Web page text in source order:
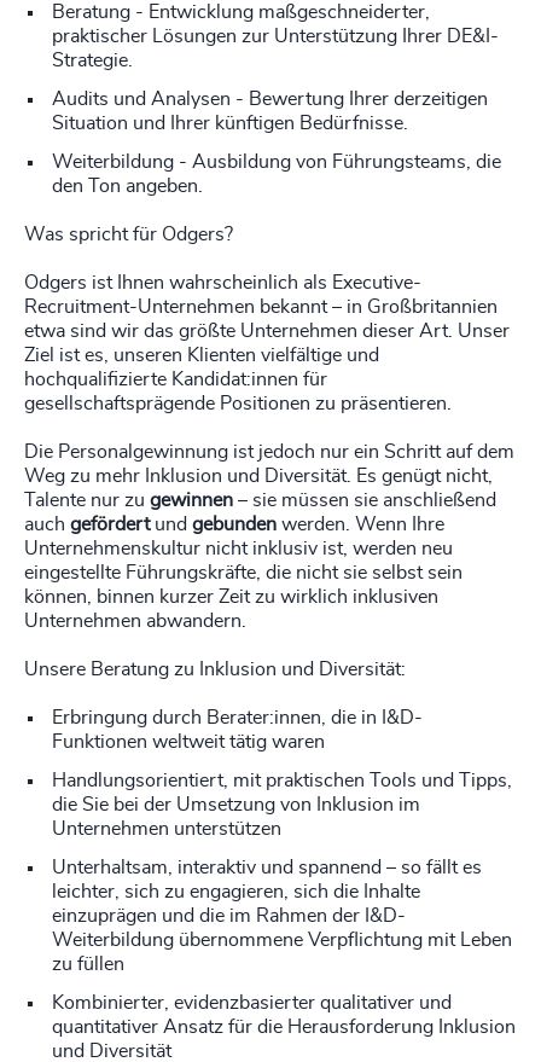
Beratung - Entwicklung maßgeschneiderter,
praktischer Lösungen zur Unterstützung Ihrer DE&I-
Strategie.
Audits und Analysen - Bewertung Ihrer derzeitigen
Situation und Ihrer künftigen Bedürfnisse.
Weiterbildung - Ausbildung von Führungsteams, die
den Ton angeben.
Was spricht für Odgers?
Odgers ist Ihnen wahrscheinlich als Executive-
Recruitment-Unternehmen bekannt – in Großbritannien
etwa sind wir das größte Unternehmen dieser Art. Unser
Ziel ist es, unseren Klienten vielfältige und
hochqualifizierte Kandidat:innen für
gesellschaftsprägende Positionen zu präsentieren.
Die Personalgewinnung ist jedoch nur ein Schritt auf dem
Weg zu mehr Inklusion und Diversität. Es genügt nicht,
Talente nur zu gewinnen – sie müssen sie anschließend
auch gefördertund gebunden werden. Wenn Ihre
Unternehmenskultur nicht inklusiv ist, werden neu
eingestellte Führungskräfte, die nicht sie selbst sein
können, binnen kurzer Zeit zu wirklich inklusiven
Unternehmen abwandern.
Unsere Beratung zu Inklusion und Diversität:
Erbringung durch Berater:innen, die in I&D-
Funktionen weltweit tätig waren
Handlungsorientiert, mit praktischen Tools und Tipps,
die Sie bei der Umsetzung von Inklusion im
Unternehmen unterstützen
Unterhaltsam, interaktiv und spannend – so fällt es
leichter, sich zu engagieren, sich die Inhalte
einzuprägen und die im Rahmen der I&D-
Weiterbildung übernommene Verpflichtung mit Leben
zu füllen
Kombinierter, evidenzbasierter qualitativer und
quantitativer Ansatz für die Herausforderung Inklusion
und Diversität